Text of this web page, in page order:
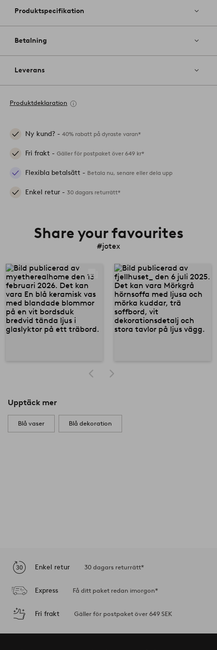
Produktspecifikation
Betalning
Leverans
Produktdeklaration
Ny kund? - 40% rabatt på dyraste varan*
Fri frakt - Gäller för postpaket över 649 kr*
Flexibla betalsätt - Betala nu, senare eller dela upp
Enkel retur - 30 dagars returrätt*
Share your favourites
#jotex
Upptäck mer
Blå vaser Blå dekoration
Enkel retur 30 dagars returrätt*
Express Få ditt paket redan imorgon*
Fri frakt Gäller för postpaket över 649 SEK